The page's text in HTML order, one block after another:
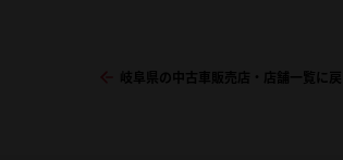
岐阜県の中古車販売店・店舗一覧に戻